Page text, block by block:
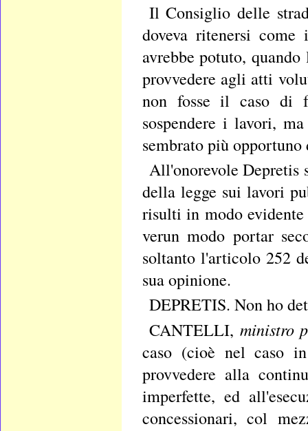
Il Consiglio delle
doveva ritenersi
avrebbe potuto,
provvedere agli atti
non fosse il caso di
sospendere i lavori,
sembrato più
All'onorevole Depretis
della legge sui lavori
risulti in modo evidente
verun modo portar
soltanto l'articolo 252
sua opinione.
DEPRETIS. Non ho
CANTELLI, ministro
caso (cioè nel caso
provvedere alla
imperfette, ed
concessionari, col